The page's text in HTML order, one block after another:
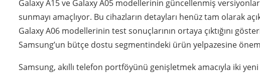
Galaxy A15 ve Galaxy A05 modellerinin güncellenmiş
sunmayı amaçlıyor. Bu cihazların detayları henüz tam olarak
Galaxy A06 modellerinin test sonuçlarının ortaya çıktığını
Samsung’un bütçe dostu segmentindeki ürün yelpazesine
Samsung, akıllı telefon portföyünü genişletmek amacıyla iki